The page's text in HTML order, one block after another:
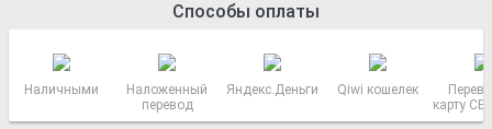
Способы оплаты
Наличными
Наложенный
перевод
Яндекс.Деньги Qiwi кошелек
карту